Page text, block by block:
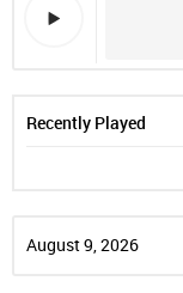
Recently Played
August 9, 2026